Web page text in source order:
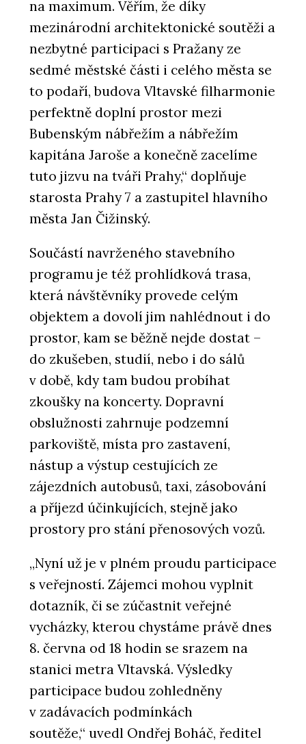
na maximum. Věřím, že díky
mezinárodní architektonické soutěži a
nezbytné participaci s Pražany ze
sedmé městské části i celého města se
to podaří, budova Vltavské filharmonie
perfektně doplní prostor mezi
Bubenským nábřežím a nábřežím
kapitána Jaroše a konečně zacelíme
tuto jizvu na tváři Prahy,“ doplňuje
starosta Prahy 7 a zastupitel hlavního
města Jan Čižinský.
Součástí navrženého stavebního
programu je též prohlídková trasa,
která návštěvníky provede celým
objektem a dovolí jim nahlédnout i do
prostor, kam se běžně nejde dostat –
do zkušeben, studií, nebo i do sálů
v době, kdy tam budou probíhat
zkoušky na koncerty. Dopravní
obslužnosti zahrnuje podzemní
parkoviště, místa pro zastavení,
nástup a výstup cestujících ze
zájezdních autobusů, taxi, zásobování
a příjezd účinkujících, stejně jako
prostory pro stání přenosových vozů.
„Nyní už je v plném proudu participace
s veřejností. Zájemci mohou vyplnit
dotazník, či se zúčastnit veřejné
vycházky, kterou chystáme právě dnes
8. června od 18 hodin se srazem na
stanici metra Vltavská. Výsledky
participace budou zohledněny
v zadávacích podmínkách
soutěže,“ uvedl Ondřej Boháč, ředitel